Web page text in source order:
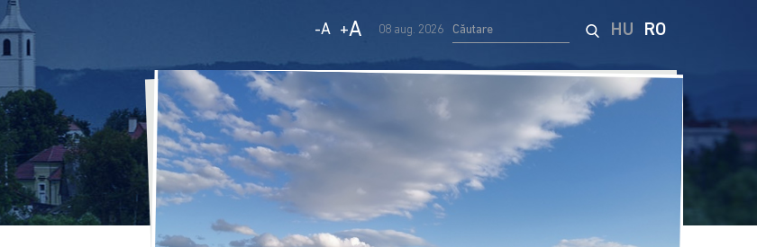
-A +A 08 aug. 2026 HU RO